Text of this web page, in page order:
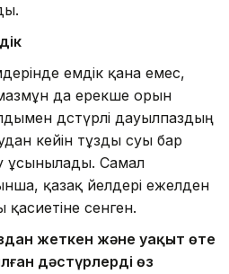
емдік қана емес,
да ерекше орын
дәстүрлі дауылпаздың
кейін тұзды суы бар
ұсынылады. Самал
қазақ әйелдері ежелден
сенген.
жеткен және уақыт өте
дәстүрлерді өз